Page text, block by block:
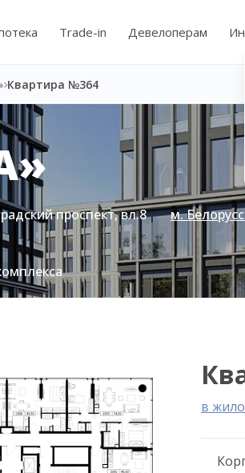
Trade-in Девелоперам
Квартира №364
проспект, вл.8 м.
в